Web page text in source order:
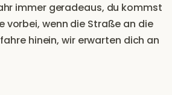
immer geradeaus, du kommst
vorbei, wenn die Straße an die
hinein, wir erwarten dich an